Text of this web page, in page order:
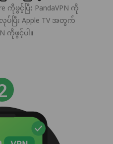
ကိုဖွင့်ပြီး PandaVPN ကို
လုပ်ပြီး Apple TV အတွက်
ကိုဖွင့်ပါ။